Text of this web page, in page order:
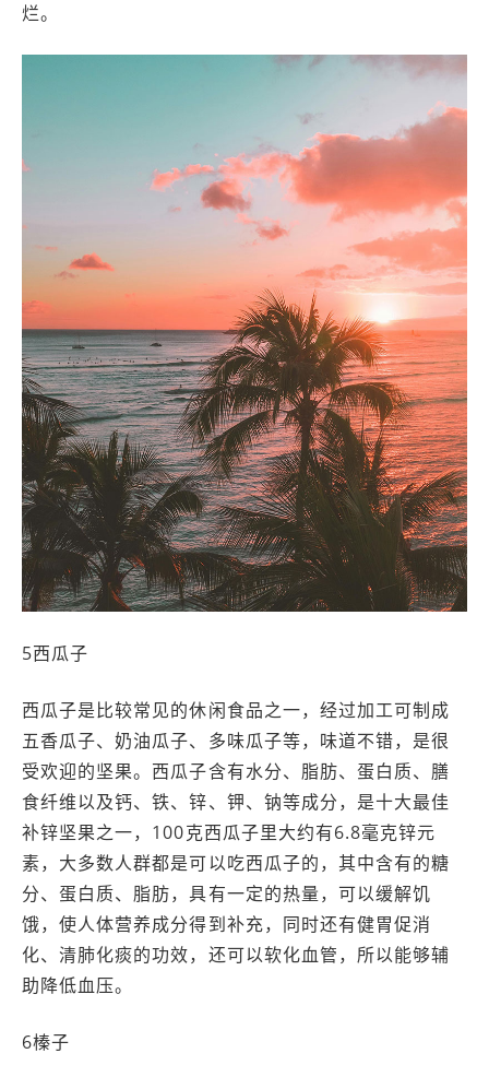
烂。
5西瓜子
西瓜子是比较常见的休闲食品之一，经过加工可制成
五香瓜子、奶油瓜子、多味瓜子等，味道不错，是很
受欢迎的坚果。西瓜子含有水分、脂肪、蛋白质、膳
食纤维以及钙、铁、锌、钾、钠等成分，是十大最佳
补锌坚果之一，100克西瓜子里大约有6.8毫克锌元
素，大多数人群都是可以吃西瓜子的，其中含有的糖
分、蛋白质、脂肪，具有一定的热量，可以缓解饥
饿，使人体营养成分得到补充，同时还有健胃促消
化、清肺化痰的功效，还可以软化血管，所以能够辅
助降低血压。
6榛子